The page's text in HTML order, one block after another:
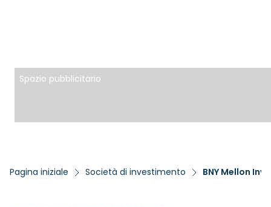
Spazio pubblicitario
Pagina iniziale Società di investimento